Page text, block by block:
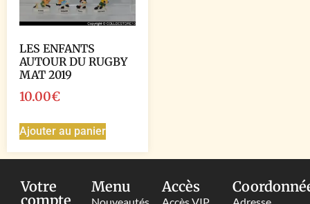
LES ENFANTS
AUTOUR DU RUGBY
MAT 2019
10.00€
Ajouter au panier
Votre
compte
Menu Accès